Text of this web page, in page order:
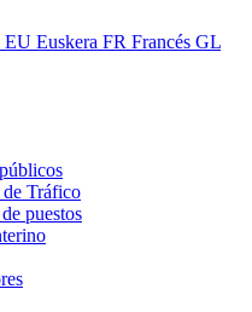
EU Euskera FR Francés GL
de Tráfico
puestos